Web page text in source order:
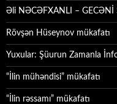
Əli NƏCƏFXANLI – GECƏNİ
Rövşən Hüseynov mükafatı
Yuxular: Şüurun Zamanla
“İlin mühəndisi” mükafatı
“İlin rəssamı” mükafatı